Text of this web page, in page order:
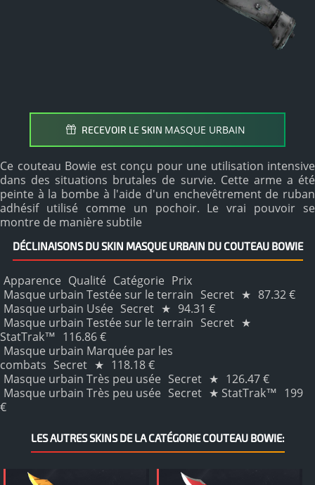
RECEVOIR LE SKIN MASQUE URBAIN
Ce couteau Bowie est conçu pour une utilisation intensive
dans des situations brutales de survie. Cette arme a été
peinte à la bombe à l'aide d'un enchevêtrement de ruban
adhésif utilisé comme un pochoir. Le vrai pouvoir se
montre de manière subtile
DÉCLINAISONS DU SKIN MASQUE URBAIN DU COUTEAU BOWIE
Apparence Qualité Catégorie Prix
Masque urbain Testée sur le terrain Secret ★ 87.32 €
Masque urbain Usée Secret ★ 94.31 €
Masque urbain Testée sur le terrain Secret ★
StatTrak™ 116.86 €
Masque urbain Marquée par les
combats Secret ★ 118.18 €
Masque urbain Très peu usée Secret ★ 126.47 €
Masque urbain Très peu usée Secret ★ StatTrak™ 199
€
LES AUTRES SKINS DE LA CATÉGORIE COUTEAU BOWIE: